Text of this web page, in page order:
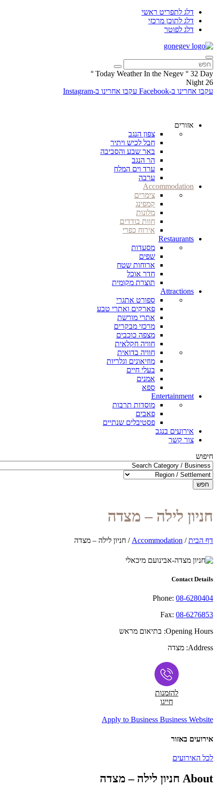
דלג לתפריט ראשי
דלג לתוכן מרכזי
דלג לפוטר
Today Weather In the Negev ° 32 Day
°
26
Night
עקבו אחרינו ב-Facebook
עקבו אחרינו ב-Instagram
אזורים
צפון הנגב
חבל לכיש ויתיר
באר שבע והסביבה
הר הנגב
ערד וים המלח
ערבה
Accommodation
צימרים
קמפינג
מלונות
חוות בודדים
אירוח כפרי
Restaurants
מסעדות
שפים
ארוחות שטח
חדר אוכל
תוצרת מקומית
Attractions
ספורט אתגרי
פארקים ואתרי טבע
אתרי מורשת
מרכזי מבקרים
מצפה כוכבים
חוויה חקלאית
חוויה בדואית
מוזיאונים וגלריות
בעלי חיים
אמנים
ספא
Entertainment
מוסדות תרבות
פאבים
פסטיבלים שנתיים
אירועים בנגב
צור קשר
חיפוש
חפש
חניון לילה – מצדה
דף הבית/
Accommodation
/ חניון לילה – מצדה
Contact Details
Phone: 08-6280404
Fax: 08-6276853
Opening Hours: בתיאום מראש
Address: מצדה
להזמנות
חייגו
Apply to Business Business Website
אירועים באזור
לכל האירועים
About חניון לילה – מצדה